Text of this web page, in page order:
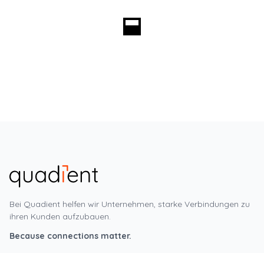
Bei Quadient helfen wir Unternehmen, starke Verbindungen zu
ihren Kunden aufzubauen.
Because connections matter.